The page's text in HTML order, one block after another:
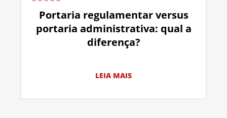
Portaria regulamentar versus
portaria administrativa: qual a
diferença?
LEIA MAIS